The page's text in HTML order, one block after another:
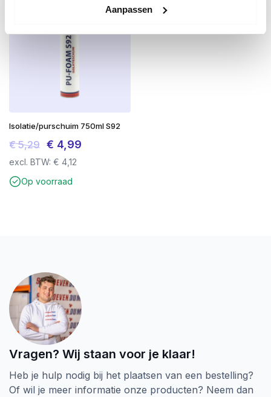
Aanpassen
Isolatie/purschuim 750ml S92
€5,29 Oorspronkelijke
prijs
was:
€ 4,99
excl. BTW: € 4,12
Op voorraad
Vragen? Wij staan voor je klaar!
Heb je hulp nodig bij het plaatsen van een bestelling?
Of wil je meer informatie onze producten? Neem dan